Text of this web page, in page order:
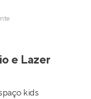
e Lazer
kids